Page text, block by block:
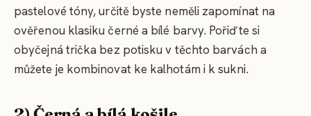
pastelové tóny, určitě byste neměli zapomínat na
ověřenou klasiku černé a bílé barvy. Pořiďte si
obyčejná trička bez potisku v těchto barvách a
můžete je kombinovat ke kalhotám i k sukni.